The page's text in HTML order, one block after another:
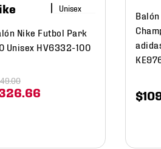
Nike Futbol Park
Unisex HV6332-100
.66
.00
Balón
$